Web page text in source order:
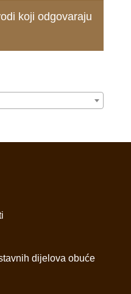
koji odgovaraju
dijelova obuće